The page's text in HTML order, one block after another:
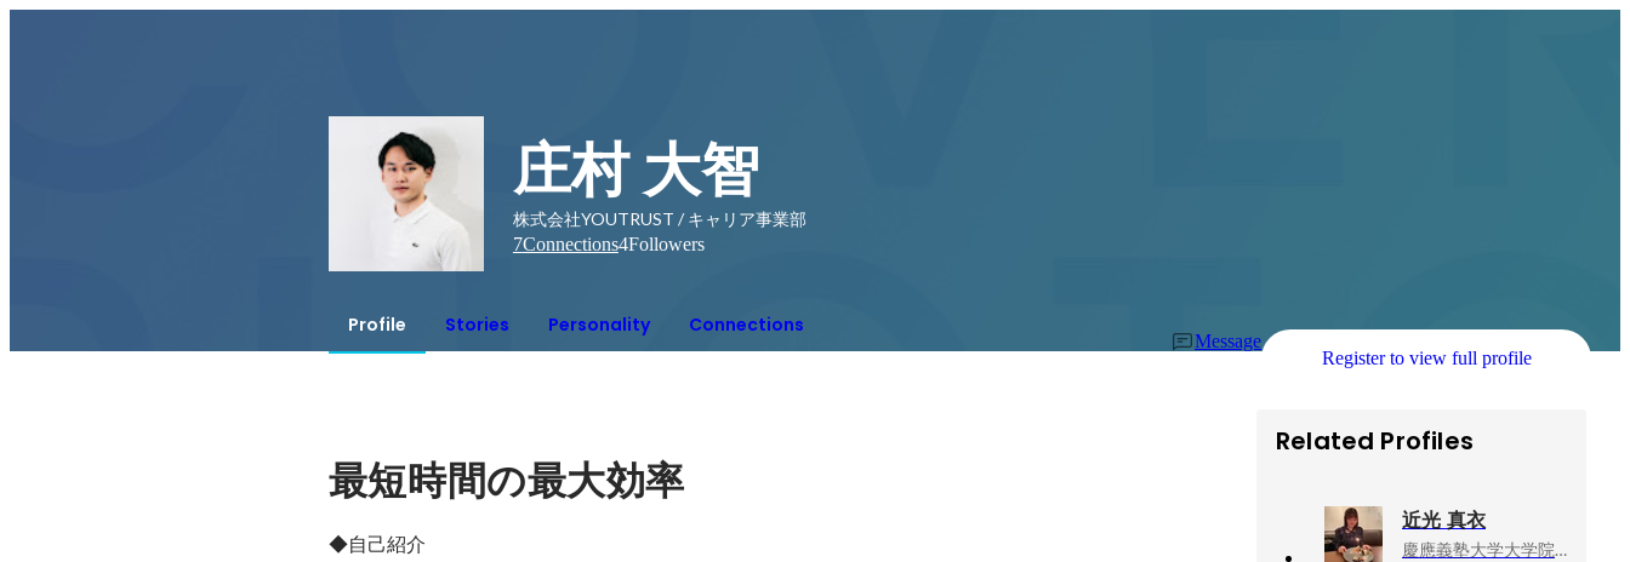
庄村 大智
株式会社YOUTRUST / キャリア事業部
7Connections4Followers
Profile Stories Personality Connections
Message
Register to view full profile
最短時間の最大効率
◆自己紹介
Related Profiles
近光 真衣
慶應義塾大学大学院修士課程, 理工学研究科